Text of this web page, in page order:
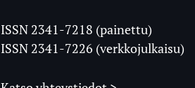
Ylioppilaslehti
ISSN 2341-7218 (painettu)
ISSN 2341-7226 (verkkojulkaisu)